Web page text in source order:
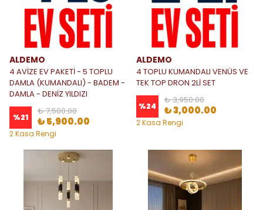
ALDEMO
4 AVİZE EV PAKETİ - 5 TOPLU
DAMLA (KUMANDALI) - BADEM -
DAMLA - DENİZ YILDIZI
%21
₺ 7,500.00
₺ 5,900.00
2 Kasa Rengi
ALDEMO
4 TOPLU KUMANDALI VENÜS VE
TEK TOP DRON 2Lİ SET
%24
₺ 3,950.00
₺ 3,000.00
2 Kasa Rengi